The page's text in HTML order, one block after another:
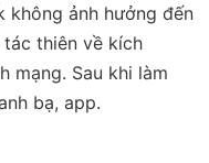
không ảnh hưởng đến
thiên về kích
mạng. Sau khi làm
bạ, app.